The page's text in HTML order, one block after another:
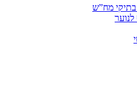
מח”ש
לנוער